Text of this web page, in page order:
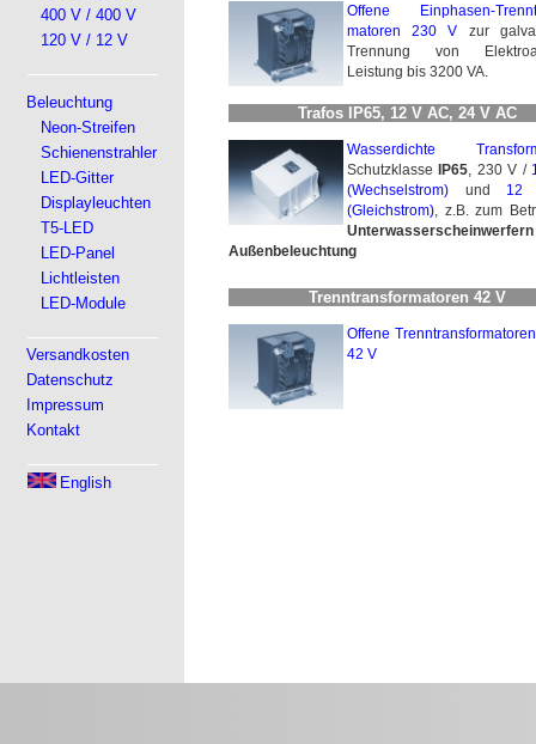
400 V / 400 V
120 V / 12 V
Beleuchtung
Neon-Streifen
Schienenstrahler
LED-Gitter
Displayleuchten
T5-LED
LED-Panel
Lichtleisten
LED-Module
Versandkosten
Datenschutz
Impressum
Kontakt
English
Offene Einphasen-
matoren 230 V zur
Trennung von
Leistung bis 3200 VA.
Trafos IP65, 12 V AC, 24 V AC
Wasserdichte
Schutzklasse
IP65, 230 V /
(Wechselstrom) und 12
(Gleichstrom), z.B. zum
Unter­wasser­schein­wer­fern
Außenbeleuchtung
Trenntransformatoren 42 V
Offene
42 V